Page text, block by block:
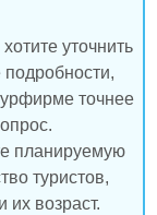
уточнить
точнее
планируемую
туристов,
их возраст.